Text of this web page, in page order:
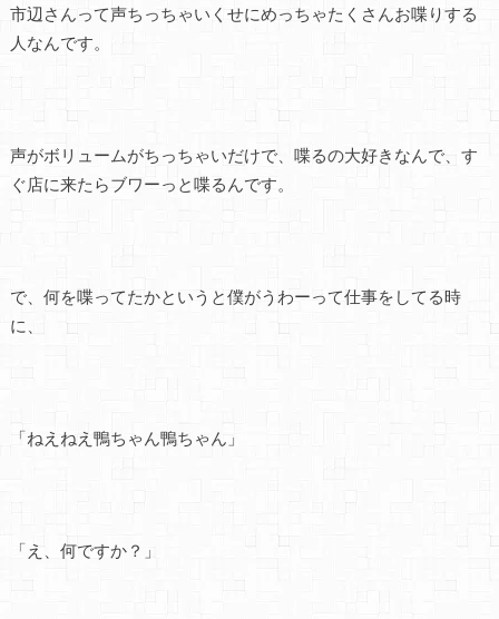
市辺さんって声ちっちゃいくせにめっちゃたくさんお喋りする
人なんです。
声がボリュームがちっちゃいだけで、喋るの大好きなんで、す
ぐ店に来たらブワーっと喋るんです。
で、何を喋ってたかというと僕がうわーって仕事をしてる時
に、
「ねえねえ鴨ちゃん鴨ちゃん」
「え、何ですか？」